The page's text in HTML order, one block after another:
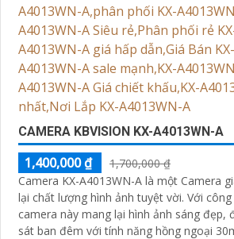
CAMERA KBVISION KX-A4013WN-A
1,400,000 ₫
1,700,000 ₫
Camera KX-A4013WN-A là một Camera
lại chất lượng hình ảnh tuyệt vời. Với công nghệ CMOS,
camera này mang lại hình ảnh sáng đẹp,
sát ban đêm với tính năng hồng ngoại